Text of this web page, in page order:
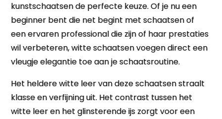
kunstschaatsen de perfecte keuze. Of je nu een
beginner bent die net begint met schaatsen of
een ervaren professional die zijn of haar prestaties
wil verbeteren, witte schaatsen voegen direct een
vleugje elegantie toe aan je schaatsroutine.
Het heldere witte leer van deze schaatsen straalt
klasse en verfijning uit. Het contrast tussen het
witte leer en het glinsterende ijs zorgt voor een